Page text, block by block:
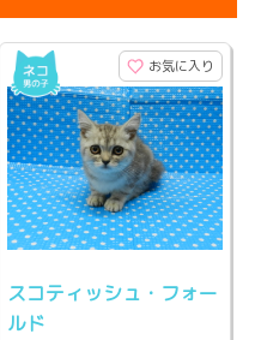
お気に入り
スコティッシュ・フォー
ルド